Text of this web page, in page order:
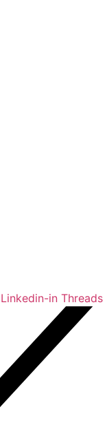
Linkedin-in Threads